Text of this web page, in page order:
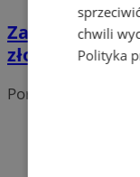
Zabezpiecz
złodziejami:
Portal należy do
chwili
Polityka